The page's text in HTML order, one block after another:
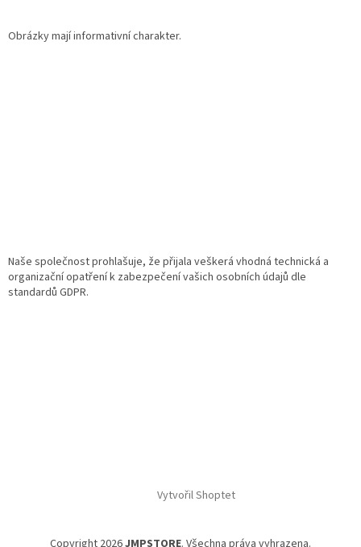
Obrázky mají informativní charakter.
Naše společnost prohlašuje, že přijala veškerá vhodná technická a
organizační opatření k zabezpečení vašich osobních údajů dle
standardů GDPR.
Vytvořil Shoptet